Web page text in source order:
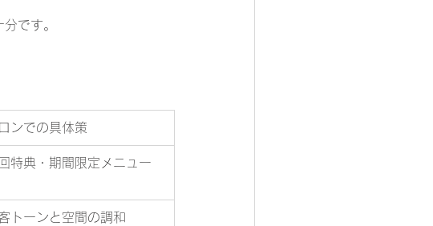
です。
ンでの具体策
特典・期間限定メニュー
トーンと空間の調和